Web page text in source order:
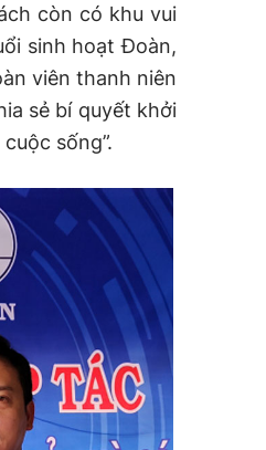
còn có khu vui
sinh hoạt Đoàn,
viên thanh niên
sẻ bí quyết khởi
sống”.